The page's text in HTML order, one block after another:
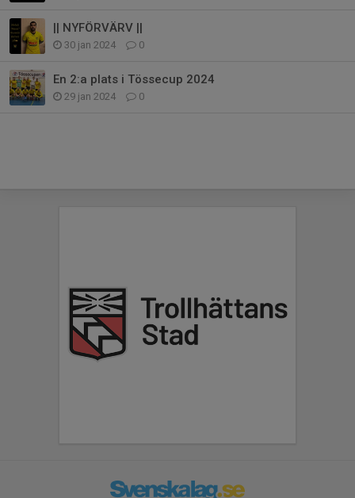
|| NYFÖRVÄRV ||
30 jan 2024 0
En 2:a plats i Tössecup 2024
29 jan 2024 0